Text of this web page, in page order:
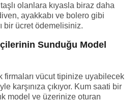
olanlara kıyasla biraz daha
ayakkabı ve bolero gibi
bir ücret ödemelisiniz.
Sunduğu Model
firmaları vücut tipinize uyabilecek
karşınıza çıkıyor. Kum saati bir
model ve üzerinize oturan